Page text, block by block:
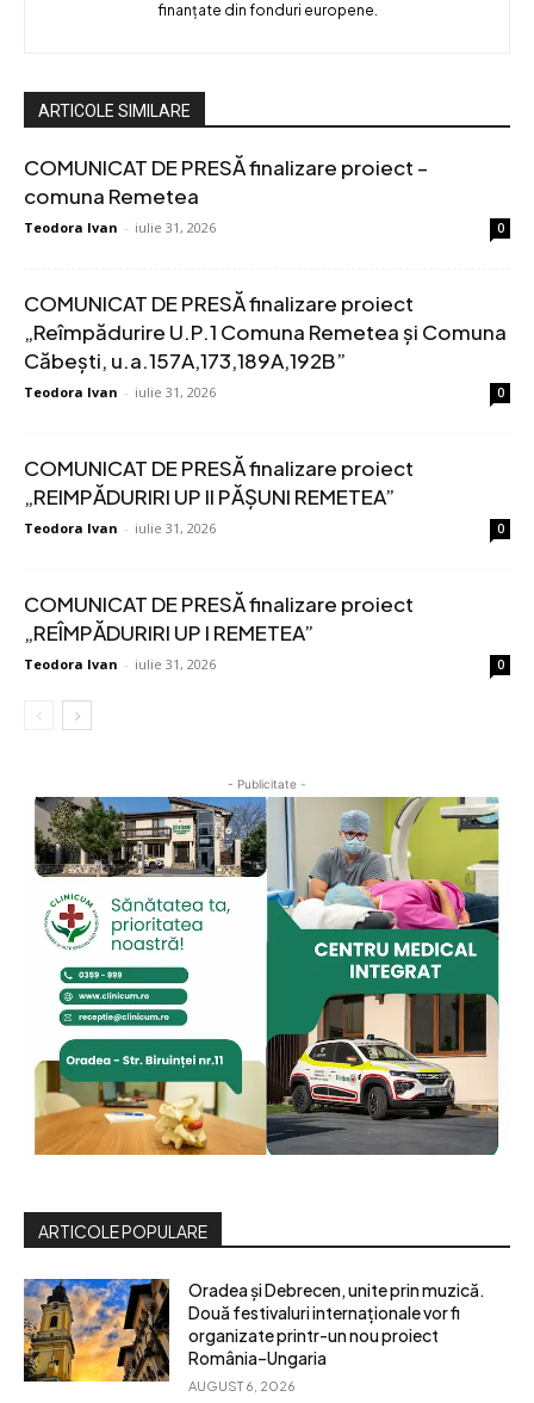
finanțate din fonduri europene.
ARTICOLE SIMILARE
COMUNICAT DE PRESĂ finalizare proiect –
comuna Remetea
Teodora Ivan - iulie 31, 2026 0
COMUNICAT DE PRESĂ finalizare proiect
„Reîmpădurire U.P.1 Comuna Remetea și Comuna
Căbești, u.a.157A,173,189A,192B”
Teodora Ivan - iulie 31, 2026 0
COMUNICAT DE PRESĂ finalizare proiect
„REIMPĂDURIRI UP II PĂȘUNI REMETEA”
Teodora Ivan - iulie 31, 2026 0
COMUNICAT DE PRESĂ finalizare proiect
„REÎMPĂDURIRI UP I REMETEA”
Teodora Ivan - iulie 31, 2026 0
- Publicitate -
ARTICOLE POPULARE
Oradea și Debrecen, unite prin muzică.
Două festivaluri internaționale vor fi
organizate printr-un nou proiect
România–Ungaria
AUGUST 6, 2026